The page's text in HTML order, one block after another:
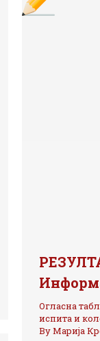
Огласна
испита и
ByМарија